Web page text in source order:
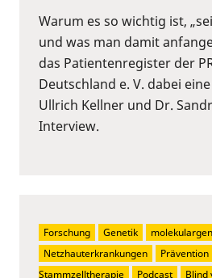
Warum es so wichtig ist,
und was man damit
das Patientenregister der
Deutschland e. V. dabei
Ullrich Kellner und Dr.
Interview.
Forschung Genetik
Netzhauterkrankungen
Prävention
Stammzelltherapie
Podcast Blind